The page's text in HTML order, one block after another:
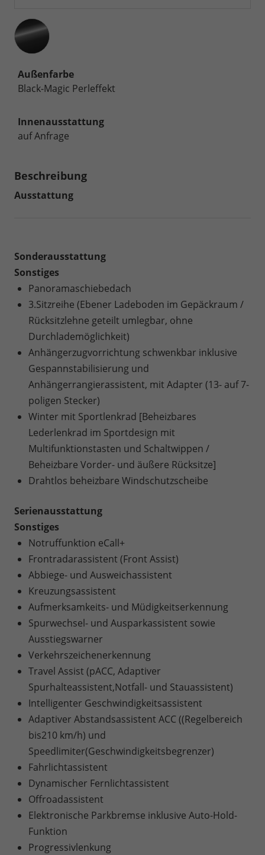
Außenfarbe
Black-Magic Perleffekt
Innenausstattung
auf Anfrage
Beschreibung
Ausstattung
Sonderausstattung
Sonstiges
Panoramaschiebedach
3.Sitzreihe (Ebener Ladeboden im Gepäckraum /
Rücksitzlehne geteilt umlegbar, ohne
Durchlademöglichkeit)
Anhängerzugvorrichtung schwenkbar inklusive
Gespannstabilisierung und
Anhängerrangierassistent, mit Adapter (13- auf 7-
poligen Stecker)
Winter mit Sportlenkrad [Beheizbares
Lederlenkrad im Sportdesign mit
Multifunktionstasten und Schaltwippen /
Beheizbare Vorder- und äußere Rücksitze]
Drahtlos beheizbare Windschutzscheibe
Serienausstattung
Sonstiges
Notruffunktion eCall+
Frontradarassistent (Front Assist)
Abbiege- und Ausweichassistent
Kreuzungsassistent
Aufmerksamkeits- und Müdigkeitserkennung
Spurwechsel- und Ausparkassistent sowie
Ausstiegswarner
Verkehrszeichenerkennung
Travel Assist (pACC, Adaptiver
Spurhalteassistent,Notfall- und Stauassistent)
Intelligenter Geschwindigkeitsassistent
Adaptiver Abstandsassistent ACC ((Regelbereich
bis210 km/h) und
Speedlimiter(Geschwindigkeitsbegrenzer)
Fahrlichtassistent
Dynamischer Fernlichtassistent
Offroadassistent
Elektronische Parkbremse inklusive Auto-Hold-
Funktion
Progressivlenkung